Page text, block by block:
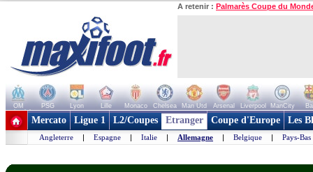
A retenir : Palmarès Coupe du
OM PSG Lyon Lille Monaco Chelsea Man Utd Arsenal Liverpool ManCity
+ de clubs
Mercato Ligue 1 L2/Coupes Etranger Coupe d'Europe Les
Angleterre | Espagne | Italie | Allemagne | Belgique | Pays-Bas